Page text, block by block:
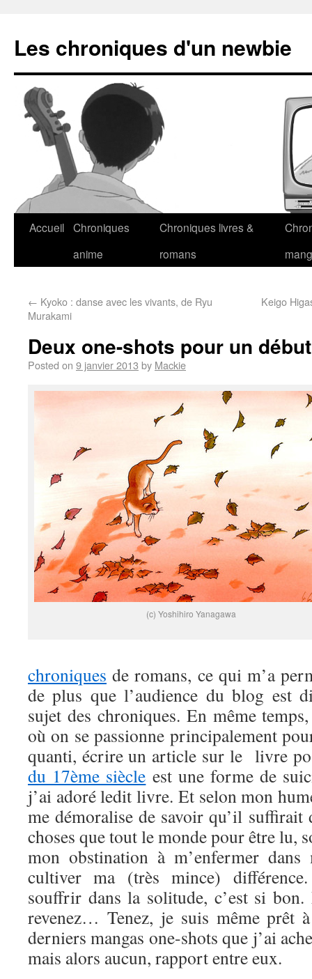
Les chroniques d'un newbie
Accueil Chroniques
anime
Chroniques livres &
romans
← Kyoko : danse avec les vivants, de Ryu
Murakami
Keigo
Deux one-shots pour un
Posted on 9 janvier 2013 by Mackie
(c) Yoshihiro Yanagawa
chroniques de romans, ce qui m’a
de plus que l’audience du blog est
sujet des chroniques. En même
où on se passionne principalement
quanti, écrire un article sur le livre
du 17ème siècle est une forme de
j’ai adoré ledit livre. Et selon mon
me démoralise de savoir qu’il suffirait
choses que tout le monde pour être lu,
mon obstination à m’enfermer
cultiver ma (très mince)
souffrir dans la solitude, c’est si bon.
revenez… Tenez, je suis même prêt
derniers mangas one-shots que j’ai
mais alors aucun, rapport entre eux.